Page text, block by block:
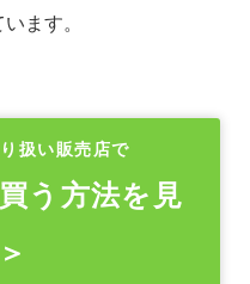
ます。
扱い販売店で
う方法を見